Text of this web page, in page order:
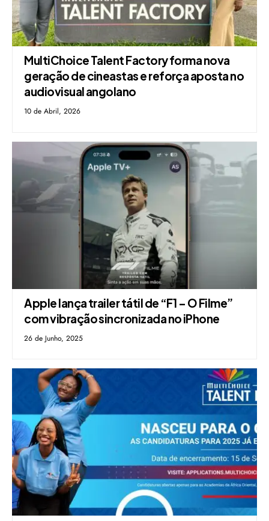
MultiChoice Talent Factory forma nova
geração de cineastas e reforça aposta no
audiovisual angolano
10 de Abril, 2026
Apple lança trailer tátil de “F1 – O Filme”
com vibração sincronizada no iPhone
26 de Junho, 2025